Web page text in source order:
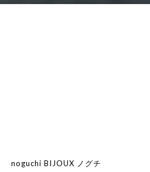
noguchi BIJOUX ノグチ